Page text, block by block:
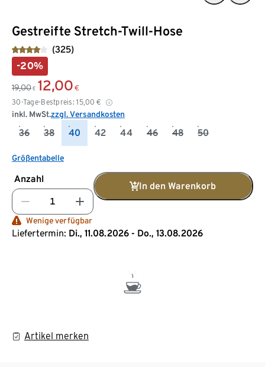
Gestreifte Stretch-Twill-Hose
(325)
-20%
19,00 € 12,00 €
30-Tage-Bestpreis: 15,00 €
inkl. MwSt.zzgl. Versandkosten
36 38 40 42 44 46 48 50
Größentabelle
Anzahl
In den Warenkorb
Wenige verfügbar
Liefertermin: Di., 11.08.2026 - Do., 13.08.2026
Artikel merken